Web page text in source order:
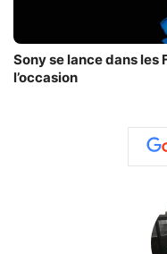
Sony se lance dans les
l’occasion